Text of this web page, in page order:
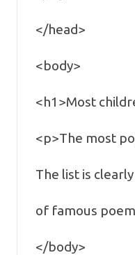
</head>
<body>
<h1>Most
<p>The most
The list is
of famous
</body>